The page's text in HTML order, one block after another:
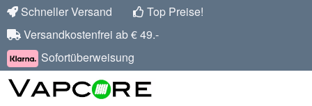
Schneller Versand
Top Preise!
Versandkostenfrei ab € 49.-
Sofortüberweisung